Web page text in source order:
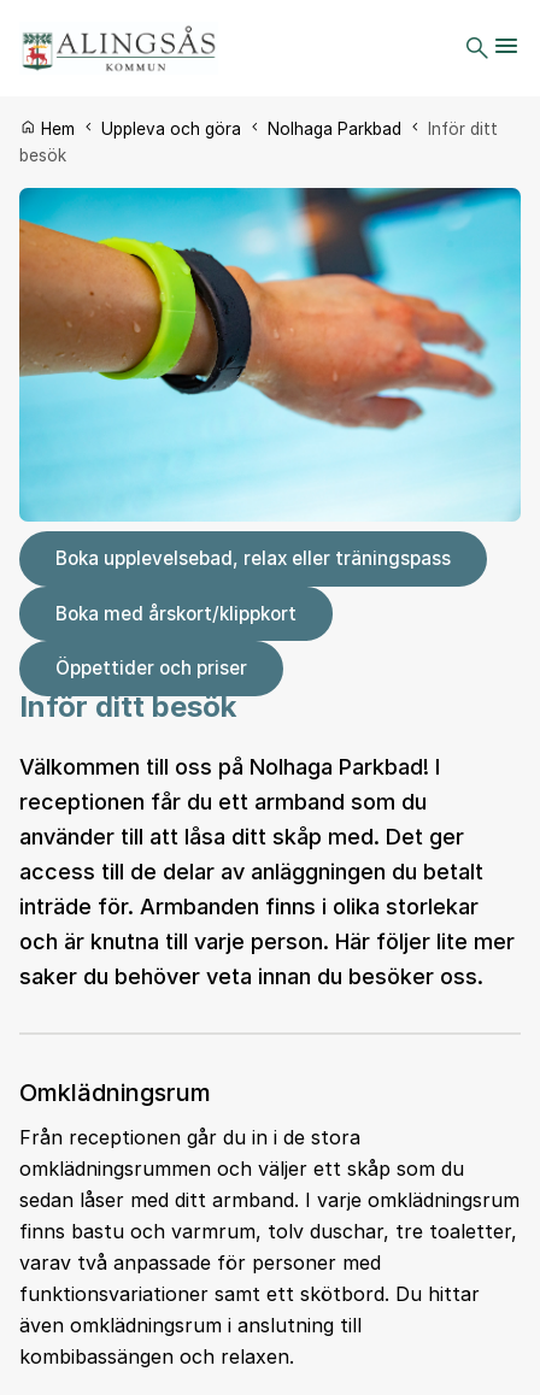
Du är här:
Hem Uppleva och göra Nolhaga Parkbad
Inför ditt
besök
Boka upplevelsebad, relax eller träningspass
Boka med årskort/klippkort
Öppettider och priser
Inför ditt besök
Välkommen till oss på Nolhaga Parkbad! I
receptionen får du ett armband som du
använder till att låsa ditt skåp med. Det ger
access till de delar av anläggningen du betalt
inträde för. Armbanden finns i olika storlekar
och är knutna till varje person. Här följer lite mer
saker du behöver veta innan du besöker oss.
Omklädningsrum
Från receptionen går du in i de stora
omklädningsrummen och väljer ett skåp som du
sedan låser med ditt armband. I varje omklädningsrum
finns bastu och varmrum, tolv duschar, tre toaletter,
varav två anpassade för personer med
funktionsvariationer samt ett skötbord. Du hittar
även omklädningsrum i anslutning till
kombibassängen och relaxen.